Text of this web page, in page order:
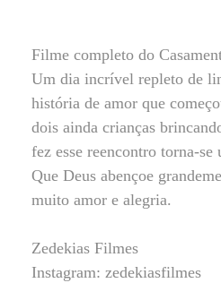
Filme completo do
Um dia incrível repleto de
história de amor que
dois ainda crianças
fez esse reencontro torna-se
Que Deus abençoe
muito amor e alegria.
Zedekias Filmes
Instagram: zedekiasfilmes